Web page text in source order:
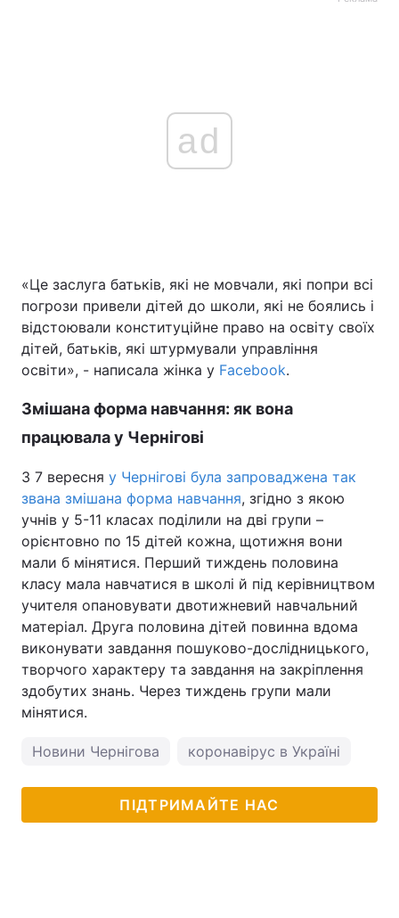
ad
«Це заслуга батьків, які не мовчали, які попри всі
погрози привели дітей до школи, які не боялись і
відстоювали конституційне право на освіту своїх
дітей, батьків, які штурмували управління
освіти», - написала жінка у Facebook.
Змішана форма навчання: як вона
працювала у Чернігові
З 7 вересня у Чернігові була запроваджена так
звана змішана форма навчання, згідно з якою
учнів у 5-11 класах поділили на дві групи –
орієнтовно по 15 дітей кожна, щотижня вони
мали б мінятися. Перший тиждень половина
класу мала навчатися в школі й під керівництвом
учителя опановувати двотижневий навчальний
матеріал. Друга половина дітей повинна вдома
виконувати завдання пошуково-дослідницького,
творчого характеру та завдання на закріплення
здобутих знань. Через тиждень групи мали
мінятися.
Новини Чернігова коронавірус в Україні
ПІДТРИМАЙТЕ НАС